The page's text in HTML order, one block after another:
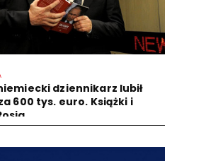
dziennikarz lubił
600 tys. euro. Książki i